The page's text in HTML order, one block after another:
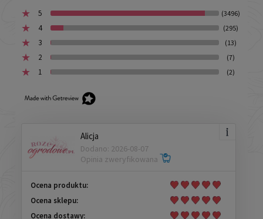
5
(3496)
4 (295)
3 (13)
2 (7)
1 (2)
Alicja
Dodano: 2026-08-07
Opinia zweryfikowana
Ocena produktu:
Ocena sklepu:
Ocena dostawy: